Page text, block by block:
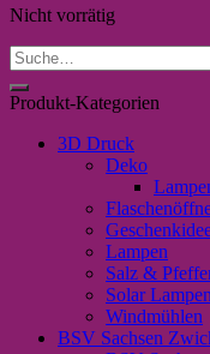
Nicht vorrätig
Suche
nach:
Produkt-Kategorien
3D Druck
Deko
Lampen
Salz &
Solar Lampen
Windmühlen
BSV Sachsen